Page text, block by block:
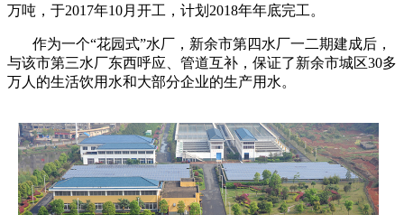
万吨，于2017年10月开工，计划2018年年底完工。
作为一个“花园式”水厂，新余市第四水厂一二期建成后，
与该市第三水厂东西呼应、管道互补，保证了新余市城区30多
万人的生活饮用水和大部分企业的生产用水。